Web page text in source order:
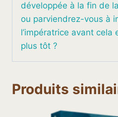
développée à la fin de
ou parviendrez-vous à
l’impératrice avant cela
plus tôt ?
Produits